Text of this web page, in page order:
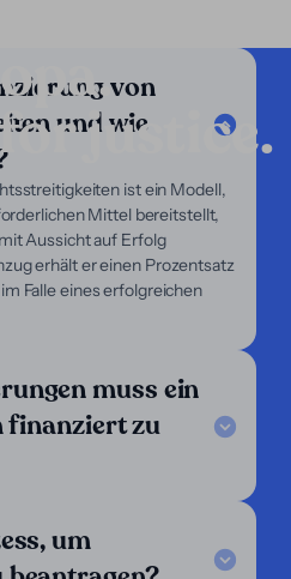
von
und wie
ist ein Modell,
Mittel bereitstellt,
Aussicht auf Erfolg
erhält er einen Prozentsatz
Falle eines erfolgreichen
muss ein
finanziert zu
um
justice.
Fokus
uns
Anwälte
Kläger
FAQ
Kriterien
Sie uns
tätig in: